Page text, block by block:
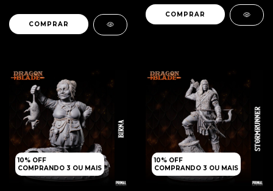
10% OFF
COMPRANDO 3 OU MAIS
10% OFF
COMPRANDO 3 OU MAIS